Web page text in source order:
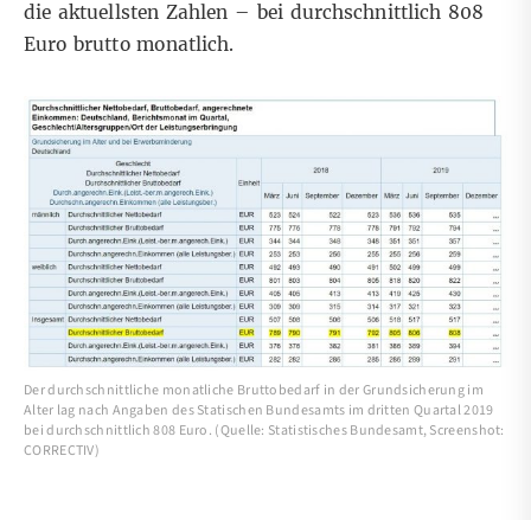
die aktuellsten Zahlen – bei durchschnittlich 808
Euro brutto monatlich.
Der durchschnittliche monatliche Bruttobedarf in der Grundsicherung im
Alter lag nach Angaben des Statischen Bundesamts im dritten Quartal 2019
bei durchschnittlich 808 Euro. (Quelle: Statistisches Bundesamt, Screenshot:
CORRECTIV)